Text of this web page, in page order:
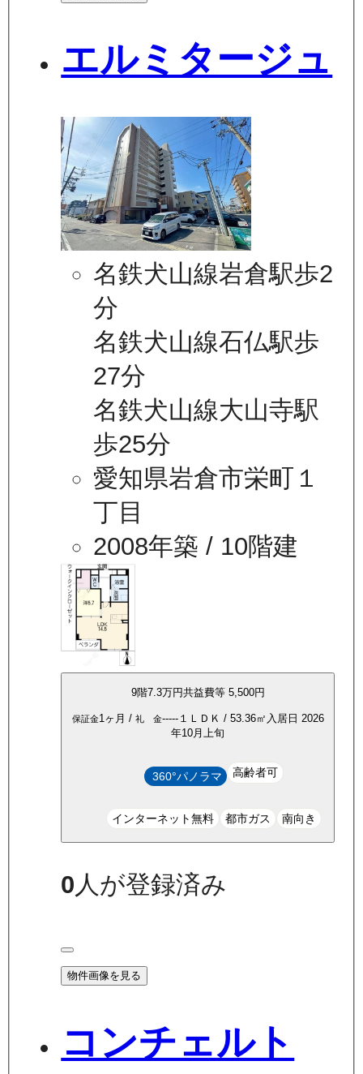
エルミタージュ
名鉄犬山線岩倉駅歩2
分
名鉄犬山線石仏駅歩
27分
名鉄犬山線大山寺駅
歩25分
愛知県岩倉市栄町１
丁目
2008年築 / 10階建
9階7.3万円共益費等 5,500円
保証金1ヶ月 / 礼 金-----１ＬＤＫ / 53.36㎡ 入居日 2026
年10月上旬
360°パノラマ 高齢者可
インターネット無料 都市ガス 南向き
0 人が登録済み
物件画像を見る
コンチェルト